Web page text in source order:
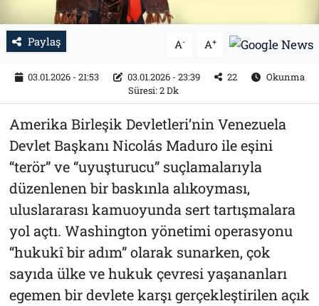
Paylaş A- A+
03.01.2026 - 21:53 03.01.2026 - 23:39 22
Okunma
Süresi: 2 Dk
Amerika Birleşik Devletleri’nin Venezuela
Devlet Başkanı Nicolás Maduro ile eşini
“terör” ve “uyuşturucu” suçlamalarıyla
düzenlenen bir baskınla alıkoyması,
uluslararası kamuoyunda sert tartışmalara
yol açtı. Washington yönetimi operasyonu
“hukukî bir adım” olarak sunarken, çok
sayıda ülke ve hukuk çevresi yaşananları
egemen bir devlete karşı gerçekleştirilen açık